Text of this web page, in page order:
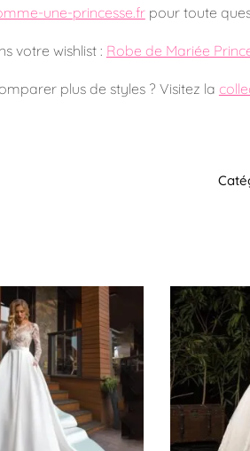
une-princesse.frpour toute
votre wishlist : Robe de Mariée
plus de styles ? Visitez la